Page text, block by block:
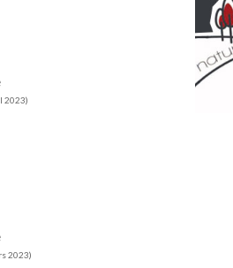
2023)
2023)